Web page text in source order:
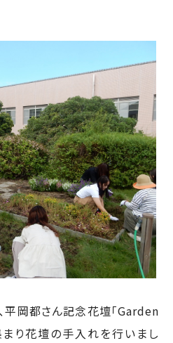
平岡都さん記念花壇「Garden
り花壇の手入れを行いまし